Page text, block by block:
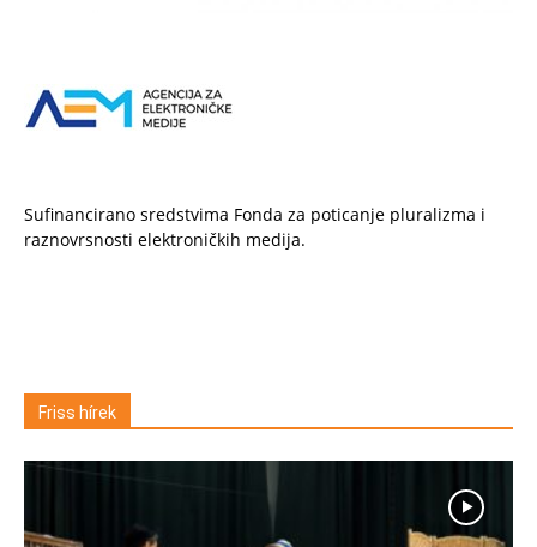
Sufinancirano sredstvima Fonda za poticanje pluralizma i
raznovrsnosti elektroničkih medija.
Friss hírek